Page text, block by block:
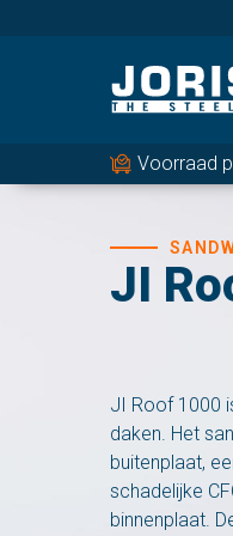
Voorraad
JI
JI Roof 1000
daken. Het
buitenplaat,
schadelijke
binnenplaat.